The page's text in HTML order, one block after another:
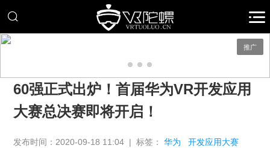
推广
60强正式出炉！首届华为VR开发应用
大赛总决赛即将开启！
发布时间：2020-09-18 11:04 | 标签：华为 开发应用大赛